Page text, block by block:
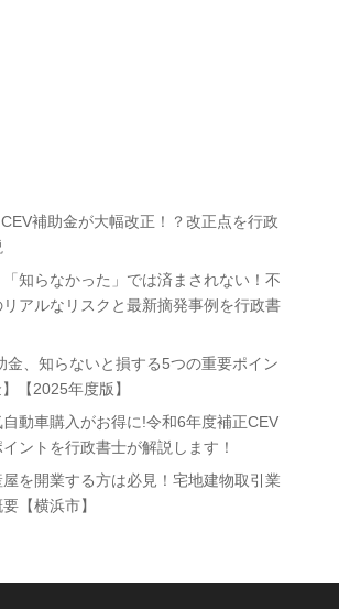
補助金が大幅改正！？改正点を行政
「知らなかった」では済まされない！不
アルなリスクと最新摘発事例を行政書
金、知らないと損する5つの重要ポイン
【2025年度版】
自動車購入がお得に!令和6年度補正CEV
ントを行政書士が解説します！
を開業する方は必見！宅地建物取引業
【横浜市】